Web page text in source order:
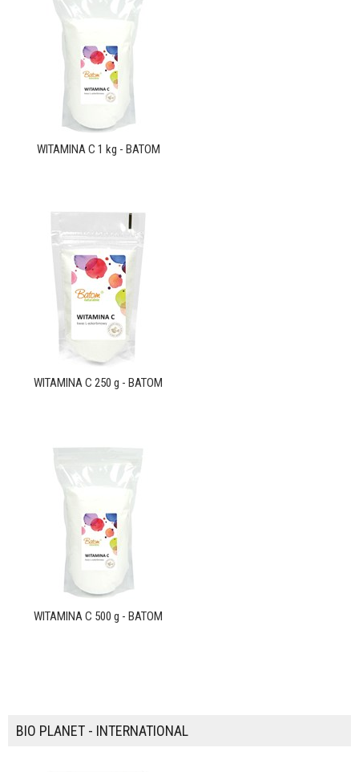
WITAMINA C 1 kg - BATOM
WITAMINA C 250 g - BATOM
WITAMINA C 500 g - BATOM
BIO PLANET - INTERNATIONAL